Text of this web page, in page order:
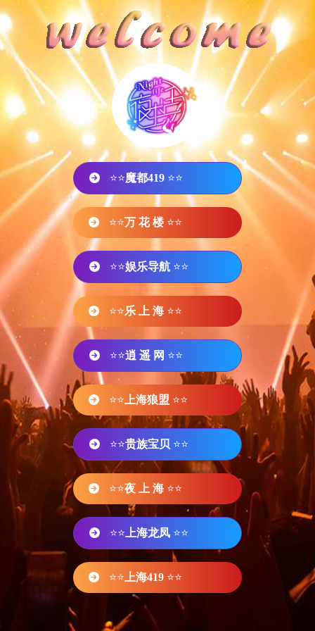
⭐⭐魔都419 ⭐⭐
⭐⭐万 花 楼 ⭐⭐
⭐⭐娱乐导航 ⭐⭐
⭐⭐乐 上 海 ⭐⭐
⭐⭐逍 遥 网 ⭐⭐
⭐⭐ 上海狼盟 ⭐⭐
⭐⭐贵族宝贝 ⭐⭐
⭐⭐夜 上 海 ⭐⭐
⭐⭐ 上海龙凤 ⭐⭐
⭐⭐ 上海419 ⭐⭐